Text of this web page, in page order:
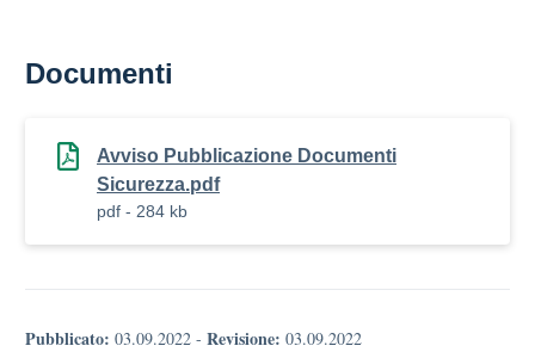
Documenti
Avviso Pubblicazione Documenti
Sicurezza.pdf
pdf - 284 kb
Pubblicato: 03.09.2022 - Revisione: 03.09.2022